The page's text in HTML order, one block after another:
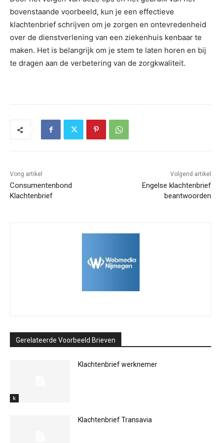
bovenstaande voorbeeld, kun je een effectieve
klachtenbrief schrijven om je zorgen en ontevredenheid
over de dienstverlening van een ziekenhuis kenbaar te
maken. Het is belangrijk om je stem te laten horen en bij
te dragen aan de verbetering van de zorgkwaliteit.
Vorig artikel
Consumentenbond
Klachtenbrief
Volgend artikel
Engelse klachtenbrief
beantwoorden
Gerelateerde Voorbeeld Brieven
k
Klachtenbrief werknemer
Klachtenbrief Transavia